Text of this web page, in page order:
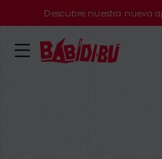
Descubre nuestra nueva